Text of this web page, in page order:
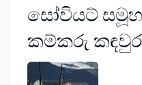
සෝවියට්
කම්කරු කඳවුරු